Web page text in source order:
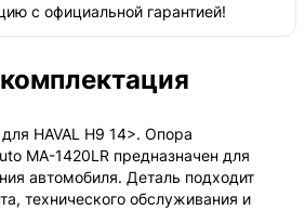
с официальной гарантией!
HAVAL H9 14>. Опора
MA-1420LR предназначен для
автомобиля. Деталь подходит
технического обслуживания и